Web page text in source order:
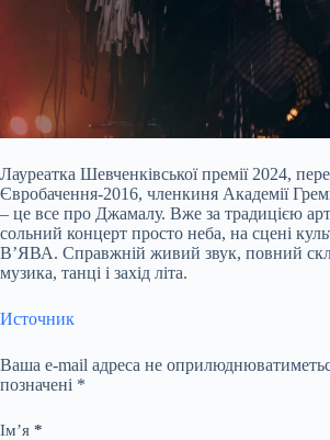
Лауреатка Шевченківської премії 2024,
Євробачення-2016, членкиня Академії
– це все про Джамалу. Вже за традицією
сольний концерт просто неба, на сцені
В’ЯВА. Справжній живий звук, повний
музика, танці і захід літа.
Источник
Ваша e-mail адреса не
позначені *
Ім’я *